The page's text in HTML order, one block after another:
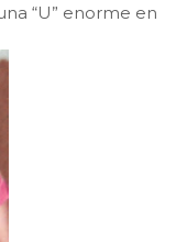
“U” enorme en